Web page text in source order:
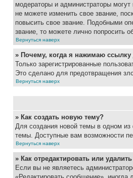
модераторы и администраторы
не можете изменить свое звание,
повысить свое звание. Подобными
звание, то можете лично попросить
Вернуться наверх
» Почему, когда я нажимаю ссылку
Только зарегистрированные
Это сделано для предотвращения
Вернуться наверх
» Как создать новую тему?
Для создания новой темы в одном
темы. Доступные вам возможности
Вернуться наверх
» Как отредактировать или
Если вы не являетесь